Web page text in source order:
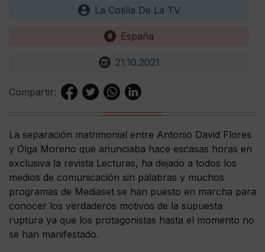
La Cotilla De La TV
España
21.10.2021
Compartir:
La separación matrimonial entre Antonio David Flores
y Olga Moreno que anunciaba hace escasas horas en
exclusiva la revista Lecturas, ha dejado a todos los
medios de comunicación sin palabras y muchos
programas de Mediaset se han puesto en marcha para
conocer los verdaderos motivos de la supuesta
ruptura ya que los protagonistas hasta el momento no
se han manifestado.